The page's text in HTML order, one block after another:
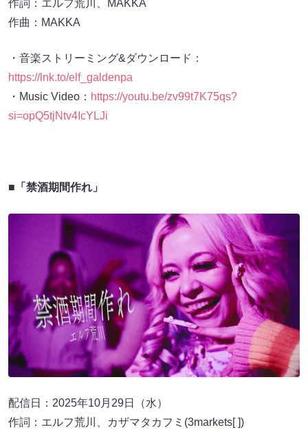
https://lnk.to/elf_galdenpa
・Music Video：https://youtu.be/zv99t7K75qs?
si=opQ5tjNtv4IcYLJi
作詞：エルフ荒川、カザマタカフミ(3markets[ ])
作曲：カザマタカフミ(3markets[ ])